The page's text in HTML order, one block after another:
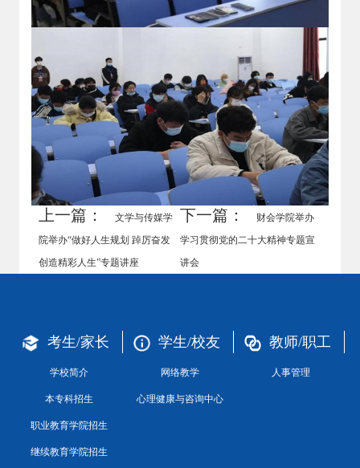
上一篇：
文学与传媒学
院举办“做好人生规划 踔厉奋发
创造精彩人生”专题讲座
下一篇：
财会学院举办
学习贯彻党的二十大精神专题宣
讲会
考生/家长
学校简介
本专科招生
职业教育学院招生
继续教育学院招生
学生/校友
网络教学
心理健康与咨询中心
教师/职工
人事管理